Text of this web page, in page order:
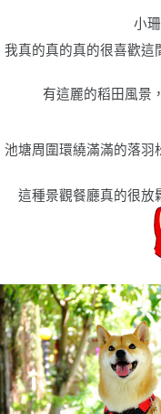
小
我真的真的真的很喜歡這
有這麗的稻田風景
池塘周圍環繞滿滿的落羽
這種景觀餐廳真的很放